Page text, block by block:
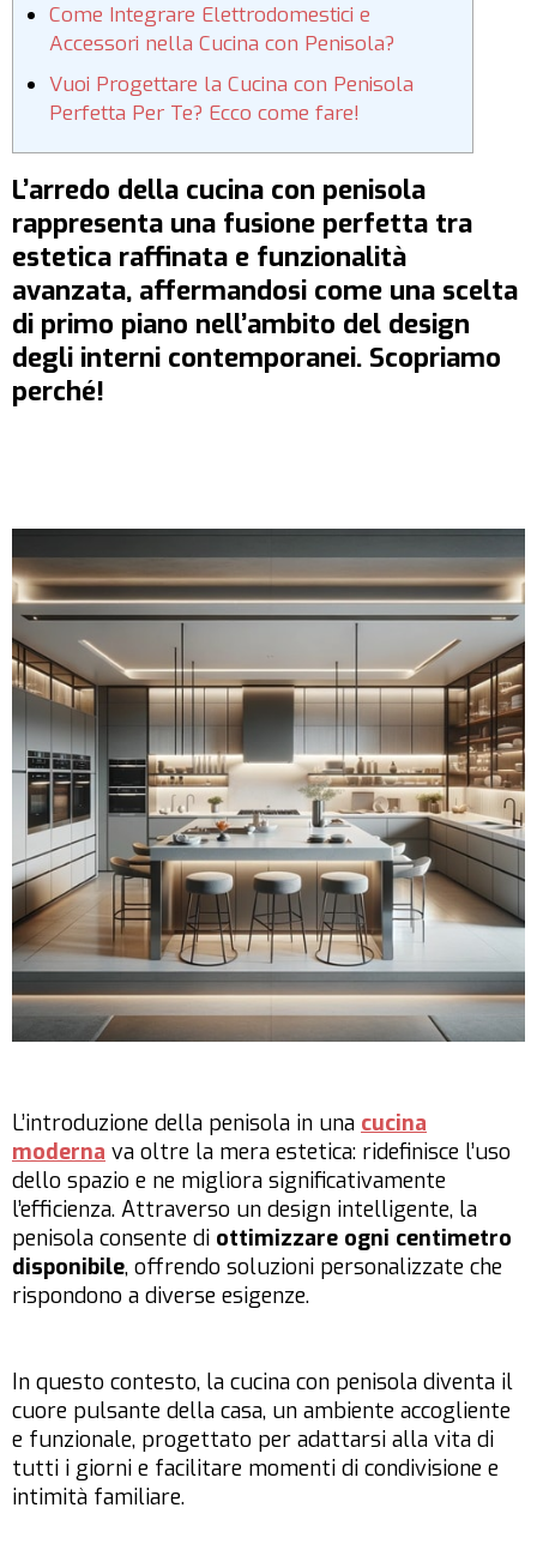
Come Integrare Elettrodomestici e
Accessori nella Cucina con Penisola?
Vuoi Progettare la Cucina con Penisola
Perfetta Per Te? Ecco come fare!
L’arredo della cucina con penisola
rappresenta una fusione perfetta tra
estetica raffinata e funzionalità
avanzata, affermandosi come una scelta
di primo piano nell’ambito del design
degli interni contemporanei. Scopriamo
perché!
L’introduzione della penisola in una cucina
moderna va oltre la mera estetica: ridefinisce l’uso
dello spazio e ne migliora significativamente
l’efficienza. Attraverso un design intelligente, la
penisola consente di ottimizzare ogni centimetro
disponibile, offrendo soluzioni personalizzate che
rispondono a diverse esigenze.
In questo contesto, la cucina con penisola diventa il
cuore pulsante della casa, un ambiente accogliente
e funzionale, progettato per adattarsi alla vita di
tutti i giorni e facilitare momenti di condivisione e
intimità familiare.